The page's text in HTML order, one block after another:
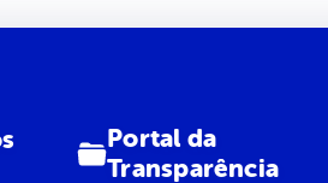
Portal da
Transparência